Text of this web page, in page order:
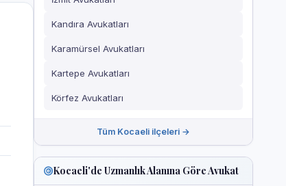
Kandıra Avukatları
Karamürsel Avukatları
Kartepe Avukatları
Körfez Avukatları
Tüm Kocaeli ilçeleri →
Kocaeli'de Uzmanlık Alanına Göre Avukat